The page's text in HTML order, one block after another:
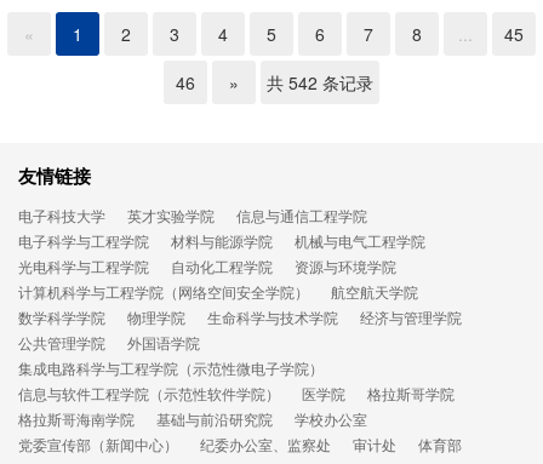
« 1 2 3 4 5 6 7 8 ...
45
46
» 共 542 条记录
友情链接
电子科技大学 英才实验学院
信息与通信工程学院
电子科学与工程学院
材料与能源学院
机械与电气工程学院
光电科学与工程学院
自动化工程学院
资源与环境学院
计算机科学与工程学院（网络空间安全学院）
航空航天学院
数学科学学院
物理学院 生命科学与技术学院
经济与管理学院
公共管理学院
外国语学院
集成电路科学与工程学院（示范性微电子学院）
信息与软件工程学院（示范性软件学院）
医学院
格拉斯哥学院
格拉斯哥海南学院
基础与前沿研究院
学校办公室
党委宣传部（新闻中心）
纪委办公室、监察处 审计处 体育部